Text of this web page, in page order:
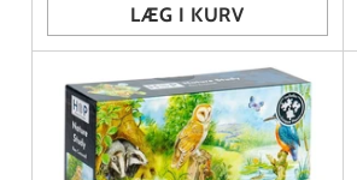
LÆG I KURV
Antal